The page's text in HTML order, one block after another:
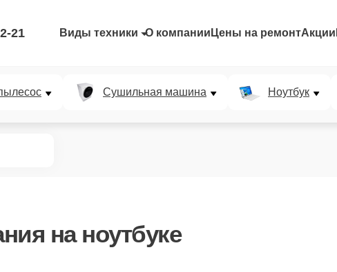
21 Виды техники О компании Цены на ремонтАкции
Сушильная машина Ноутбук
на ноутбуке